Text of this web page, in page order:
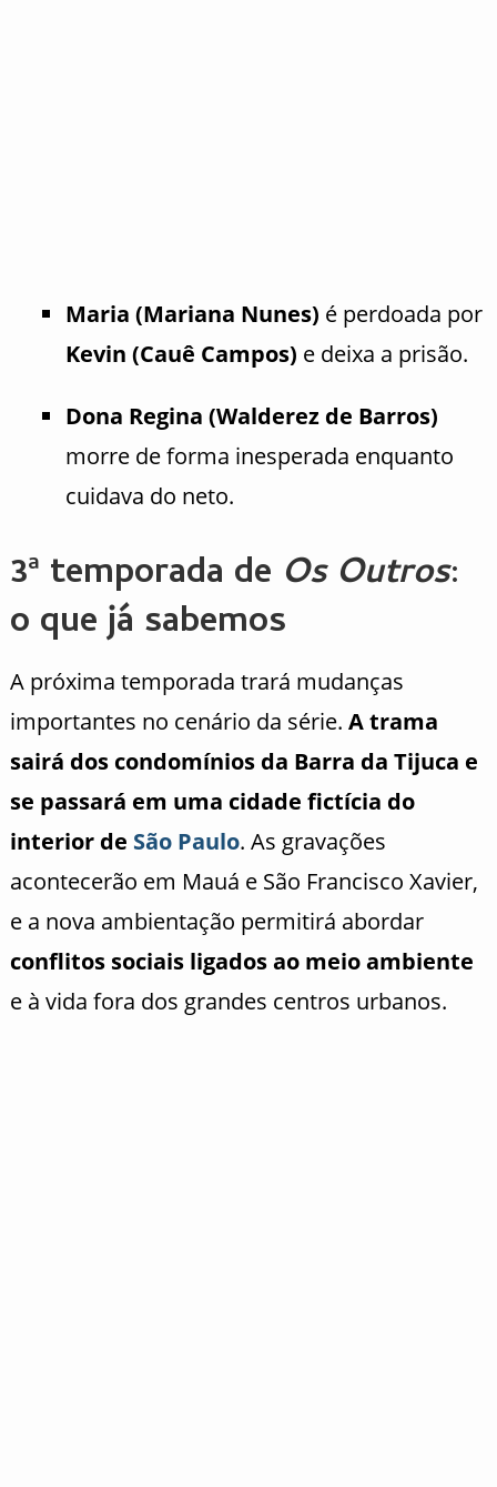
Maria (Mariana Nunes) é perdoada por
Kevin (Cauê Campos) e deixa a prisão.
Dona Regina (Walderez de Barros)
morre de forma inesperada enquanto
cuidava do neto.
3ª temporada de Os Outros:
o que já sabemos
A próxima temporada trará mudanças
importantes no cenário da série. A trama
sairá dos condomínios da Barra da Tijuca e
se passará em uma cidade fictícia do
interior de São Paulo. As gravações
acontecerão em Mauá e São Francisco Xavier,
e a nova ambientação permitirá abordar
conflitos sociais ligados ao meio ambiente
e à vida fora dos grandes centros urbanos.